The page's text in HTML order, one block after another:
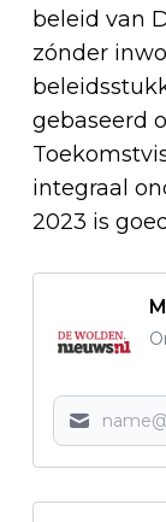
beleid van
zónder
gebaseerd
integraal
2023 is